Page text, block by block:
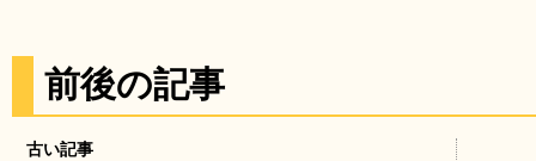
前後の記事
古い記事